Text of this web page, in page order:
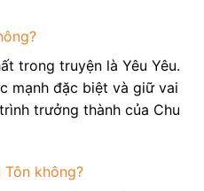
trong truyện là Yêu Yêu.
mạnh đặc biệt và giữ vai
trưởng thành của Chu
không?